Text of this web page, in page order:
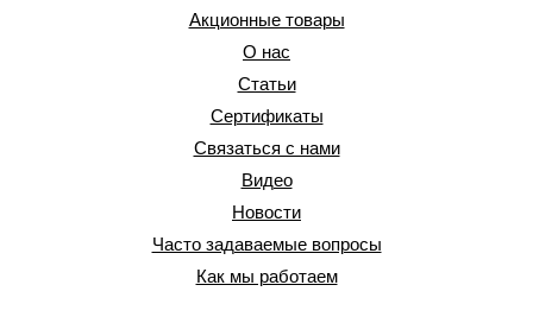
Акционные товары
О нас
Статьи
Сертификаты
Связаться с нами
Видео
Новости
Часто задаваемые вопросы
Как мы работаем